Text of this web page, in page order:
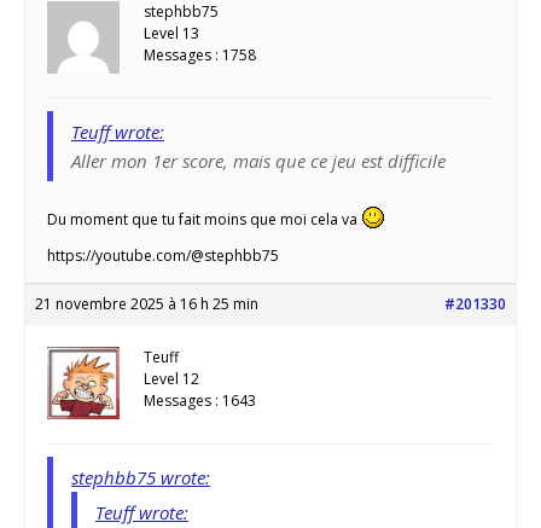
stephbb75
Level 13
Messages : 1758
Teuff wrote:
Aller mon 1er score, mais que ce jeu est difficile
Du moment que tu fait moins que moi cela va
https://youtube.com/@stephbb75
21 novembre 2025 à 16 h 25 min #201330
Teuff
Level 12
Messages : 1643
stephbb75 wrote:
Teuff wrote: